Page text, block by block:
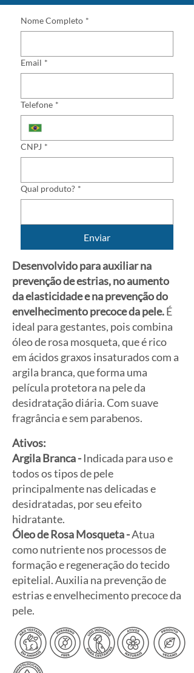
Nome Completo *
Email *
Telefone *
CNPJ *
Qual produto? *
Enviar
Desenvolvido para auxiliar na
prevenção de estrias, no aumento
da elasticidade e na prevenção do
envelhecimento precoce da pele.É
ideal para gestantes, pois combina
óleo de rosa mosqueta, que é rico
em ácidos graxos insaturados com a
argila branca, que forma uma
película protetora na pele da
desidratação diária. Com suave
fragrância e sem parabenos.
Ativos:
Argila Branca - Indicada para uso e
todos os tipos de pele
principalmente nas delicadas e
desidratadas, por seu efeito
hidratante.
Óleo de Rosa Mosqueta -Atua
como nutriente nos processos de
formação e regeneração do tecido
epitelial. Auxilia na prevenção de
estrias e envelhecimento precoce da
pele.